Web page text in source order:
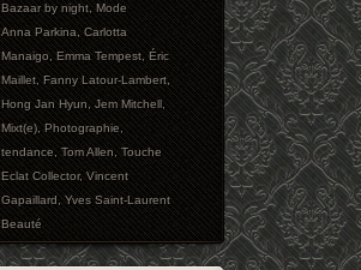
Bazaar by night,Mode
Anna Parkina,Carlotta
Manaigo,Emma Tempest,Éric
Maillet,Fanny Latour-Lambert,
Hong Jan Hyun,Jem Mitchell,
Mixt(e),Photographie,
tendance,Tom Allen,Touche
Eclat Collector,Vincent
Gapaillard,Yves Saint-Laurent
Beauté